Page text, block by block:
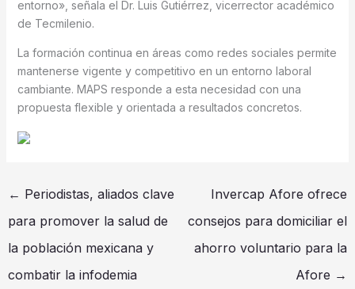
entorno», señala el Dr. Luis Gutiérrez, vicerrector académico
de Tecmilenio.
La formación continua en áreas como redes sociales permite
mantenerse vigente y competitivo en un entorno laboral
cambiante. MAPS responde a esta necesidad con una
propuesta flexible y orientada a resultados concretos.
← Periodistas, aliados clave
para promover la salud de
la población mexicana y
combatir la infodemia
Invercap Afore ofrece
consejos para domiciliar el
ahorro voluntario para la
Afore →